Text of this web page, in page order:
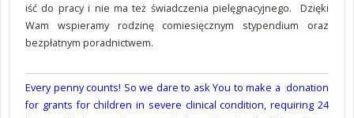
iść do pracy i nie ma też świadczenia pielęgnacyjnego. Dzięki
Wam wspieramy rodzinę comiesięcznym stypendium oraz
bezpłatnym poradnictwem.
Every penny counts! So we dare to ask You to make a donation
for grants for children in severe clinical condition, requiring 24